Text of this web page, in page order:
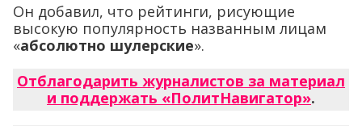
Он добавил, что рейтинги, рисующие
высокую популярность названным лицам
«абсолютно шулерские».
Отблагодарить журналистов за материал
и поддержать «ПолитНавигатор».